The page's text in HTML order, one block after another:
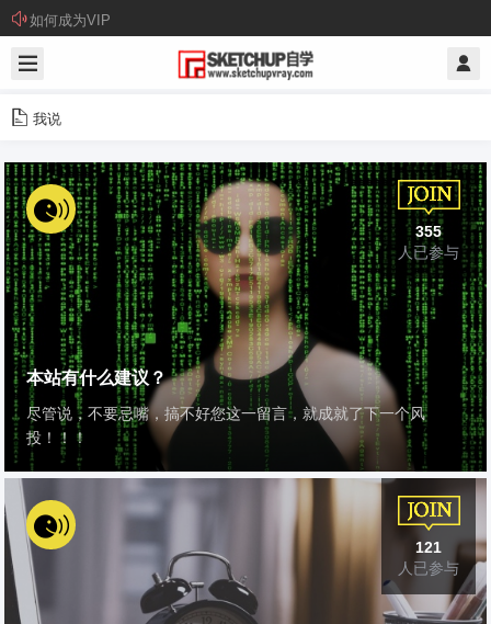
如何成为VIP
我说
355
人已参与
本站有什么建议？
尽管说，不要忌嘴，搞不好您这一留言，就成就了下一个风
投！！！
121
人已参与